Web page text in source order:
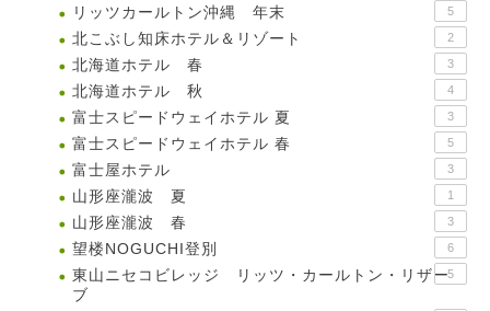
リッツカールトン沖縄 年末 5
北こぶし知床ホテル＆リゾート 2
北海道ホテル 春 3
北海道ホテル 秋 4
富士スピードウェイホテル 夏 3
富士スピードウェイホテル 春 5
富士屋ホテル 3
山形座瀧波 夏 1
山形座瀧波 春 3
望楼NOGUCHI登別 6
東山ニセコビレッジ リッツ・カールトン・リザー
ブ
5